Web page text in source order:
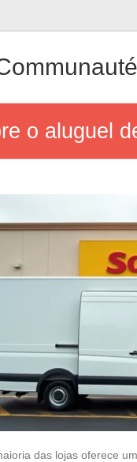
o aluguel
das lojas oferece